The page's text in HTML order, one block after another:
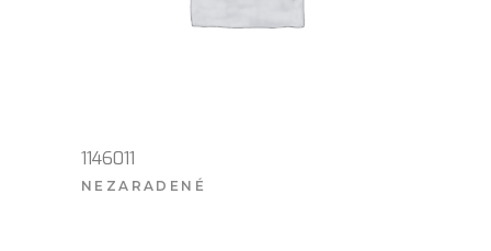
1146011
NEZARADENÉ